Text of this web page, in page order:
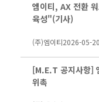
엠이티, AX 전환
육성"(기사)
(주)엠이티2026-05-20
[M.E.T 공지사항]
위촉